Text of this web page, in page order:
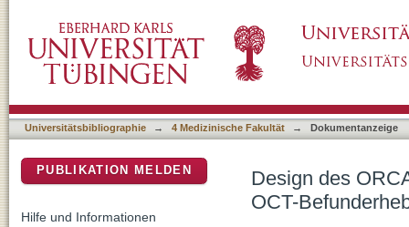
täglichen Praxisroutine
Universitätsbibliographie → 4 Medizinische Fakultät → Dokumentanzeige
Design des
OCT-
PUBLIKATION MELDEN
Hilfe und Informationen